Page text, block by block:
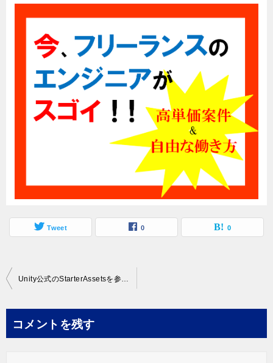
Tweet 0 0
投
ビ
Unity公式のStarterAssetsを参考にアニメーションを作成・設定する！
コメントを残す